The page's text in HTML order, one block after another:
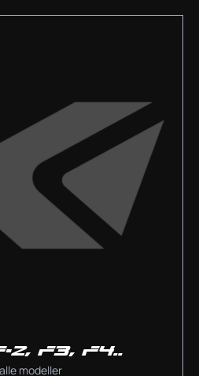
2, F3, F4..
modeller